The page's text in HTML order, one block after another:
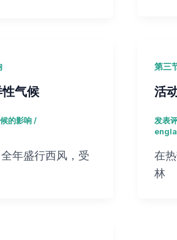
气候
的影响/
年盛行西风，受
第三
活
发表
在
林